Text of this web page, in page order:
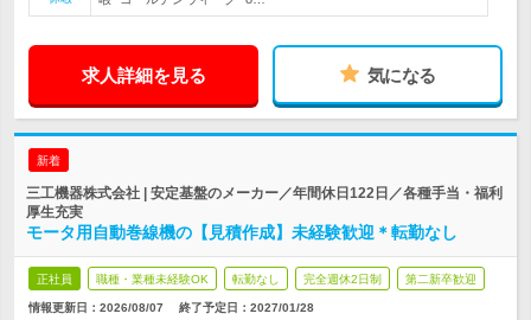
求人詳細を見る 気になる
新着
三工機器株式会社 | 安定基盤のメーカー／年間休日122日／各種手当・福利
厚生充実
モータ用自動巻線機の【見積作成】未経験歓迎＊転勤なし
正社員 職種・業種未経験OK 転勤なし 完全週休2日制 第二新卒歓迎
情報更新日：2026/08/07 終了予定日： 2027/01/28